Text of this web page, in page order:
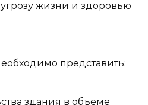
жизни и здоровью
представить:
здания в объеме